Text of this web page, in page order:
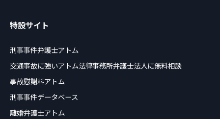
特設サイト
刑事事件弁護士アトム
交通事故に強いアトム法律事務所弁護士法人に無料相談
事故慰謝料アトム
刑事事件データベース
離婚弁護士アトム